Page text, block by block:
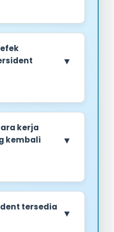
▼
kerja
kembali
▼
tersedia
▼